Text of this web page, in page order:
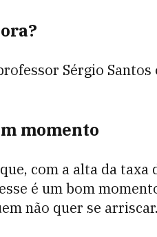
Sérgio
momento
com a alta da
é um bom
não quer se arriscar.